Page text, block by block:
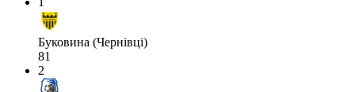
Буковина (Чернівці)
81
2